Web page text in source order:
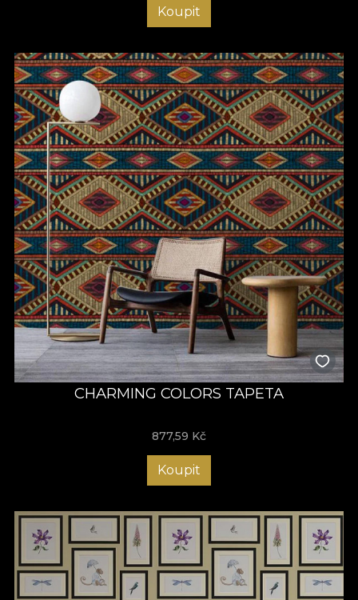
Koupit
CHARMING COLORS TAPETA
877,59 Kč
Koupit